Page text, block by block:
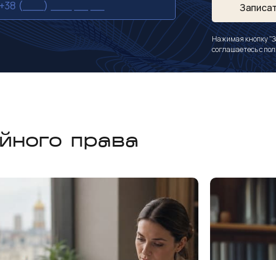
Нажимая кнопку
соглашаетесь с
права